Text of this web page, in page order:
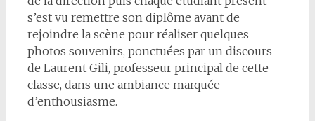
s’est vu remettre son diplôme avant de
rejoindre la scène pour réaliser quelques
photos souvenirs, ponctuées par un discours
de Laurent Gili, professeur principal de cette
classe, dans une ambiance marquée
d’enthousiasme.